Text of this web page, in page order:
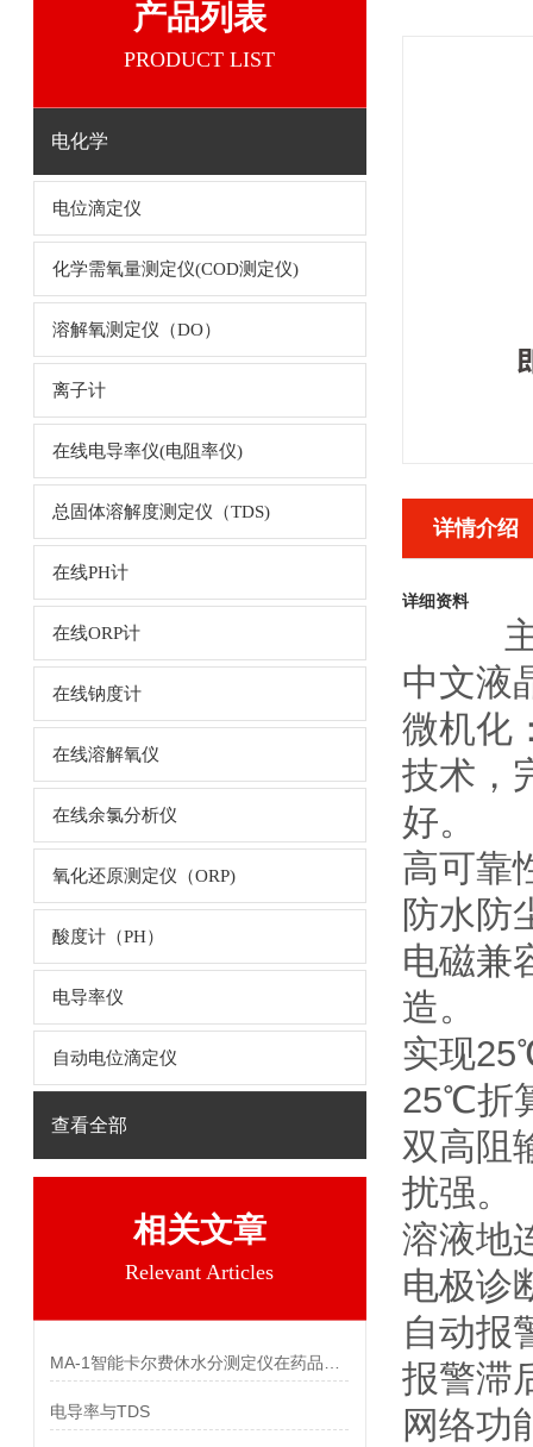
产品列表
PRODUCT LIST
电化学
电位滴定仪
化学需氧量测定仪(COD测定仪)
溶解氧测定仪（DO）
离子计
在线电导率仪(电阻率仪)
总固体溶解度测定仪（TDS)
在线PH计
在线ORP计
在线钠度计
在线溶解氧仪
在线余氯分析仪
氧化还原测定仪（ORP)
酸度计（PH）
电导率仪
自动电位滴定仪
查看全部
相关文章
Relevant Articles
电导率与TDS
详情介绍
详细资料
中文液
微机化
技术，
好。
高可靠
防水防
电磁兼
造。
实现
25℃折
双高阻
扰强。
溶液地
电极诊
自动报
报警滞
网络功